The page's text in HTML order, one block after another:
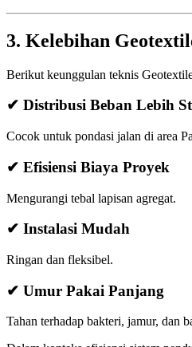
3. Kelebihan
Berikut keunggulan teknis
✔ Distribusi Beban Lebih
Cocok untuk pondasi jalan di area
✔ Efisiensi Biaya Proyek
Mengurangi tebal lapisan agregat.
✔ Instalasi Mudah
Ringan dan fleksibel.
✔ Umur Pakai Panjang
Tahan terhadap bakteri, jamur, dan